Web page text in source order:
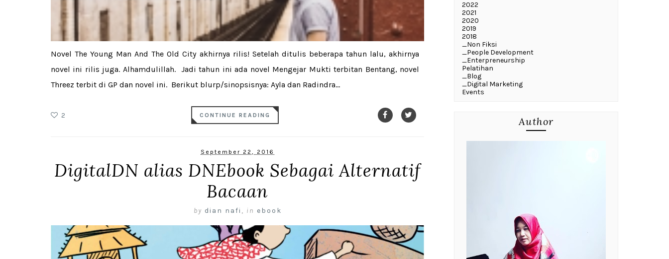
Novel The Young Man And The Old City akhirnya rilis! Setelah ditulis beberapa tahun lalu, akhirnya
novel ini rilis juga. Alhamdulillah. Jadi tahun ini ada novel Mengejar Mukti terbitan Bentang, novel
Threez terbit di GP dan novel ini. Berikut blurp/sinopsisnya: Ayla dan Radindra...
2 CONTINUE READING
September 22, 2016
DigitalDN alias DNEbook Sebagai Alternatif
Bacaan
by dian nafi , in ebook
2022
2021
2020
2019
2018
_Non Fiksi
_People Development
_Enterpreneurship
Pelatihan
_Blog
_Digital Marketing
Events
Author